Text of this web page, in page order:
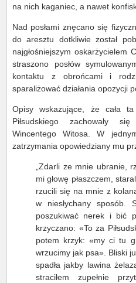
na nich kaganiec, a nawet
Nad posłami znęcano się
do aresztu dotkliwie został
najgłośniejszym oskarżycielem
straszono posłów
kontaktu z obrońcami i
sparaliżować działania opozycji
Opisy wskazujące, że cała
Piłsudskiego zachowały
Wincentego Witosa. W
zatrzymania opowiedziany mu
„Zdarli ze mnie ubranie,
mi głowę płaszczem,
rzucili się na mnie z
w niesłychany sposób.
poszukiwać nerek i bić
krzyczano: «To za
potem krzyk: «my ci tu
wrzucimy jak psa». Bliski
spadła jakby lawina
straciłem zupełnie